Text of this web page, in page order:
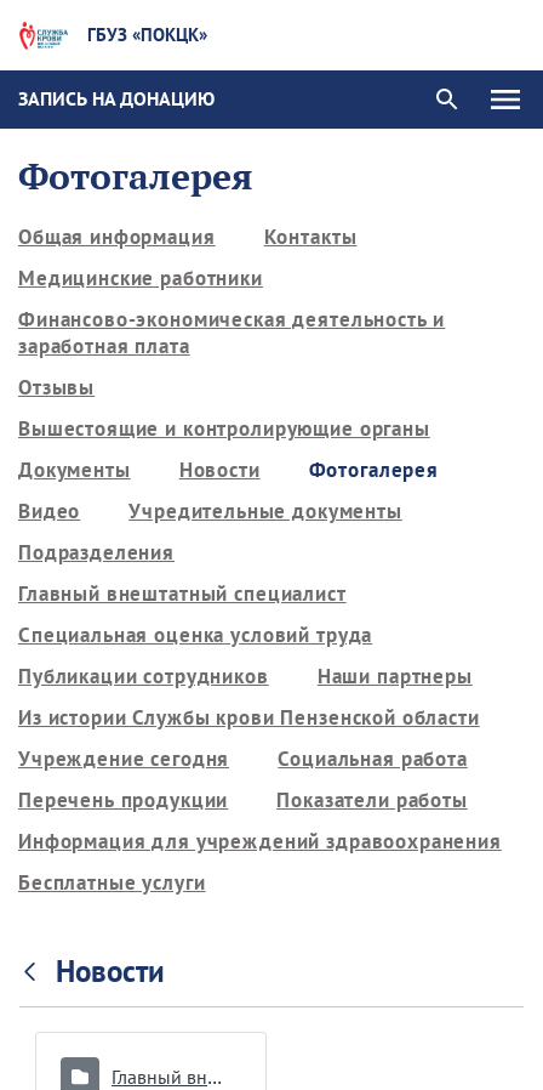
ГБУЗ «ПОКЦК»
ЗАПИСЬ НА ДОНАЦИЮ
Фотогалерея
Общая информация
Контакты
Медицинские работники
Финансово-экономическая деятельность и
заработная плата
Отзывы
Вышестоящие и контролирующие органы
Документы
Новости
Фотогалерея
Видео
Учредительные документы
Подразделения
Главный внештатный специалист
Специальная оценка условий труда
Публикации сотрудников
Наши партнеры
Из истории Службы крови Пензенской области
Учреждение сегодня
Социальная работа
Перечень продукции
Показатели работы
Информация для учреждений здравоохранения
Бесплатные услуги
Новости
Главный внештатный специалист